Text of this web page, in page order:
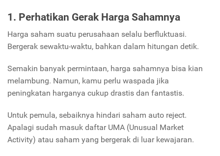
1. Perhatikan Gerak Harga Sahamnya
Harga saham suatu perusahaan selalu berfluktuasi.
Bergerak sewaktu-waktu, bahkan dalam hitungan detik.
Semakin banyak permintaan, harga sahamnya bisa kian
melambung. Namun, kamu perlu waspada jika
peningkatan harganya cukup drastis dan fantastis.
Untuk pemula, sebaiknya hindari saham auto reject.
Apalagi sudah masuk daftar UMA (Unusual Market
Activity) atau saham yang bergerak di luar kewajaran.